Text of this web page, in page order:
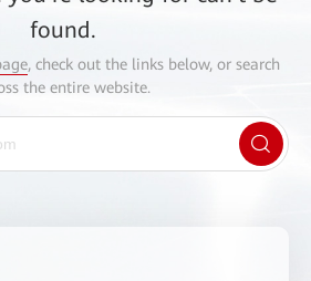
found.
, check out the links below, or search
the entire website.